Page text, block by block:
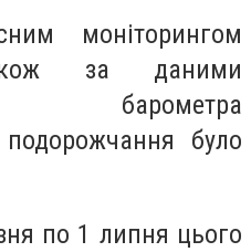
моніторингом
за даними
барометра
подорожчання було
по 1 липня цього